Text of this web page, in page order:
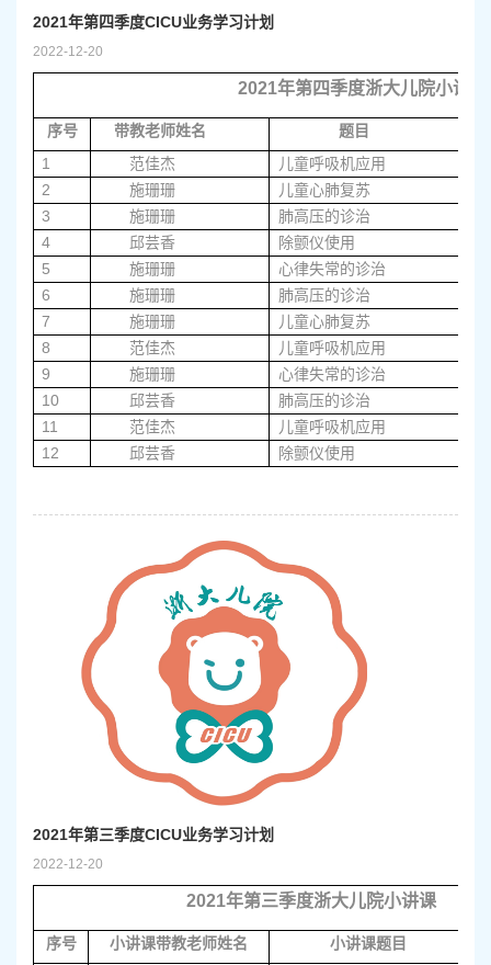
2022-12-20
2021年第四季度CICU业务学习计划
2021年第四季度浙大儿院小讲课
序号 带教老师姓名
题目
1
范佳杰
儿童呼吸机应用
2
施珊珊
儿童心肺复苏
3
施珊珊
肺高压的诊治
4
邱芸香
除颤仪使用
5
施珊珊
心律失常的诊治
6
施珊珊
肺高压的诊治
7
施珊珊
儿童心肺复苏
8
范佳杰
儿童呼吸机应用
9
施珊珊
心律失常的诊治
10
邱芸香
肺高压的诊治
11
范佳杰
儿童呼吸机应用
12
邱芸香 除颤仪使用
2022-12-20
2021年第三季度CICU业务学习计划
2021年第三季度浙大儿院小讲课
序号 小讲课带教老师姓名
小讲课题目